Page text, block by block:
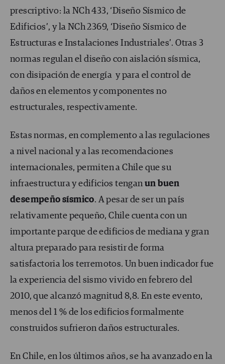
prescriptivo: la NCh 433, ‘Diseño Sísmico de
Edificios’, y la NCh 2369, ‘Diseño Sísmico de
Estructuras e Instalaciones Industriales’. Otras 3
normas regulan el diseño con aislación sísmica,
con disipación de energía y para el control de
daños en elementos y componentes no
estructurales, respectivamente.
Estas normas, en complemento a las regulaciones
a nivel nacional y a las recomendaciones
internacionales, permiten a Chile que su
infraestructura y edificios tenganun buen
desempeño sísmico. A pesar de ser un país
relativamente pequeño, Chile cuenta con un
importante parque de edificios de mediana y gran
altura preparado para resistir de forma
satisfactoria los terremotos. Un buen indicador fue
la experiencia del sismo vivido en febrero del
2010, que alcanzó magnitud 8,8. En este evento,
menos del 1 % de los edificios formalmente
construidos sufrieron daños estructurales.
En Chile, en los últimos años, se ha avanzado en la